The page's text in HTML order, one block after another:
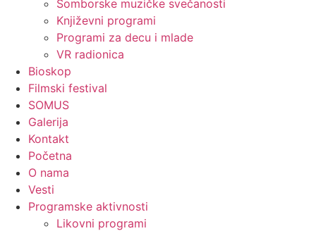
Somborske muzičke svečanosti
Književni programi
Programi za decu i mlade
VR radionica
Bioskop
Filmski festival
SOMUS
Galerija
Kontakt
Početna
O nama
Vesti
Programske aktivnosti
Likovni programi